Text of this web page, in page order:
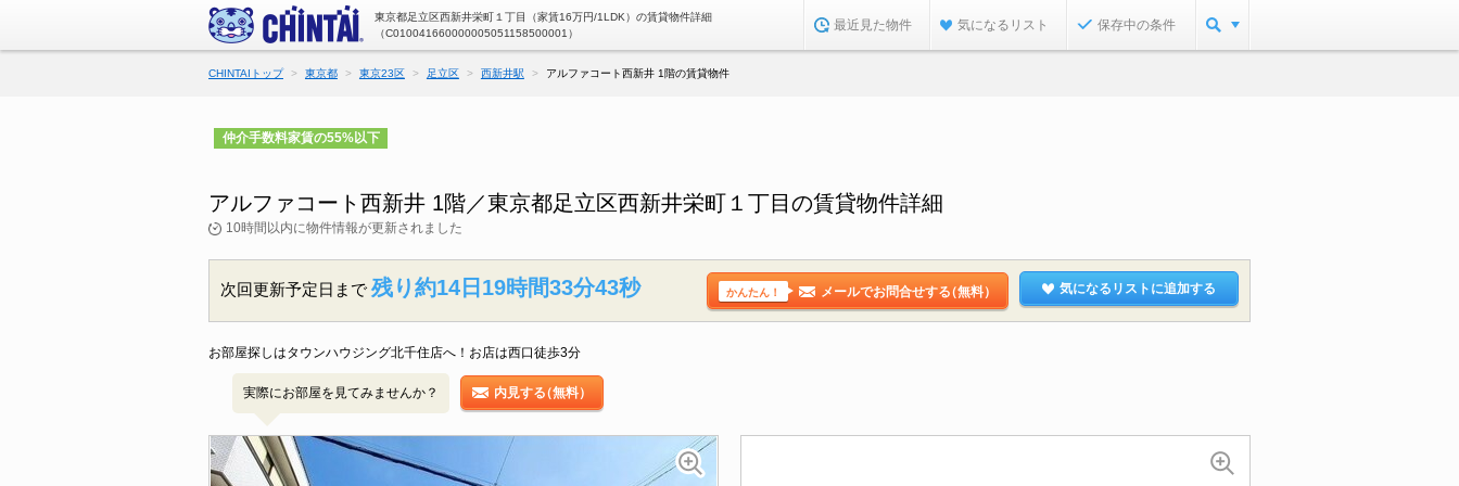
東京都足立区西新井栄町１丁目（家賃16万円/1LDK）の賃貸物件詳細
（C010041660000005051158500001）
最近見た物件 気になるリスト 保存中の条件
CHINTAIトップ 東京都 東京23区 足立区 西新井駅 アルファコート西新井 1階の賃貸物件
仲介手数料家賃の55%以下
アルファコート西新井 1階／東京都足立区西新井栄町１丁目の賃貸物件詳細
10時間以内に物件情報が更新されました
次回更新予定日まで 残り約14日19時間33分42秒 かんたん！ メールでお問合せする（無料） 気になるリストに追加する
お部屋探しはタウンハウジング北千住店へ！お店は西口徒歩3分
実際にお部屋を見てみませんか？ 内見する（無料）